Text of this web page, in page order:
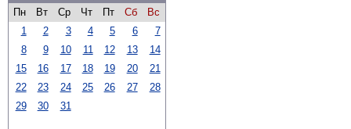
Пн
Вт Ср Чт Пт Сб
Вс
1
2 3 4 5 6
7
8
9 10 11 12 13
14
15
16 17 18 19 20
21
22
23 24 25 26 27
28
29
30 31